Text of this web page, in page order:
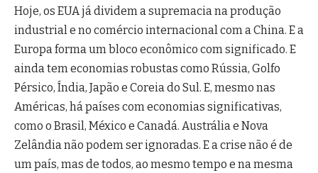
Hoje, os EUA já dividem a supremacia na produção
industrial e no comércio internacional com a China. E a
Europa forma um bloco econômico com significado. E
ainda tem economias robustas como Rússia, Golfo
Pérsico, Índia, Japão e Coreia do Sul. E, mesmo nas
Américas, há países com economias significativas,
como o Brasil, México e Canadá. Austrália e Nova
Zelândia não podem ser ignoradas. E a crise não é de
um país, mas de todos, ao mesmo tempo e na mesma